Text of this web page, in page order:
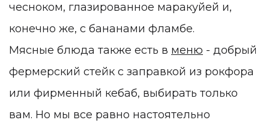
чесноком, глазированное маракуйей и,
конечно же, с бананами фламбе.
Мясные блюда также есть в меню - добрый
фермерский стейк с заправкой из рокфора
или фирменный кебаб, выбирать только
вам. Но мы все равно настоятельно